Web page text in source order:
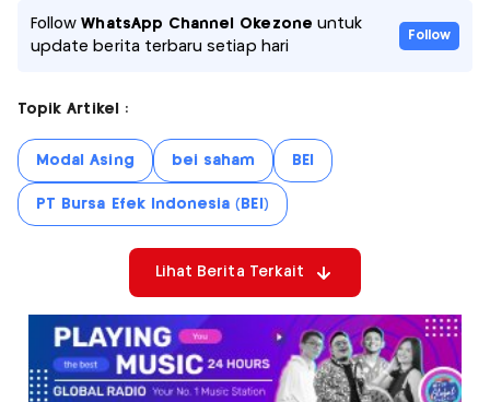
FollowWhatsApp Channel Okezone untuk
update berita terbaru setiap hari
Follow
Topik Artikel :
Modal Asing bei saham BEI
PT Bursa Efek Indonesia (BEI)
Lihat Berita Terkait